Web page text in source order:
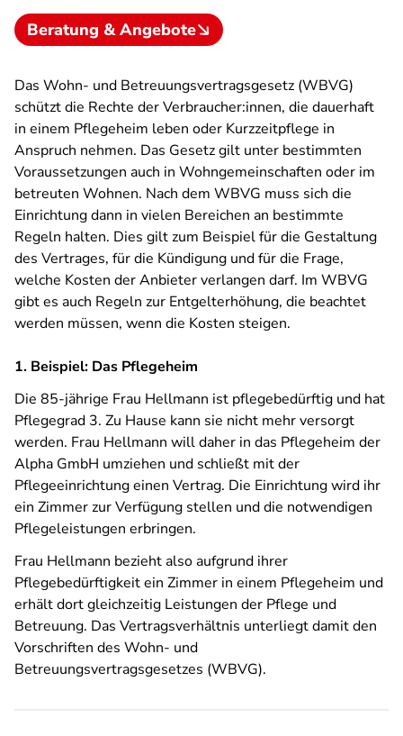
Beratung & Angebote
Das Wohn- und Betreuungsvertragsgesetz (WBVG)
schützt die Rechte der Verbraucher:innen, die dauerhaft
in einem Pflegeheim leben oder Kurzzeitpflege in
Anspruch nehmen. Das Gesetz gilt unter bestimmten
Voraussetzungen auch in Wohngemeinschaften oder im
betreuten Wohnen. Nach dem WBVG muss sich die
Einrichtung dann in vielen Bereichen an bestimmte
Regeln halten. Dies gilt zum Beispiel für die Gestaltung
des Vertrages, für die Kündigung und für die Frage,
welche Kosten der Anbieter verlangen darf. Im WBVG
gibt es auch Regeln zur Entgelterhöhung, die beachtet
werden müssen, wenn die Kosten steigen.
1. Beispiel: Das Pflegeheim
Die 85-jährige Frau Hellmann ist pflegebedürftig und hat
Pflegegrad 3. Zu Hause kann sie nicht mehr versorgt
werden. Frau Hellmann will daher in das Pflegeheim der
Alpha GmbH umziehen und schließt mit der
Pflegeeinrichtung einen Vertrag. Die Einrichtung wird ihr
ein Zimmer zur Verfügung stellen und die notwendigen
Pflegeleistungen erbringen.
Frau Hellmann bezieht also aufgrund ihrer
Pflegebedürftigkeit ein Zimmer in einem Pflegeheim und
erhält dort gleichzeitig Leistungen der Pflege und
Betreuung. Das Vertragsverhältnis unterliegt damit den
Vorschriften des Wohn- und
Betreuungsvertragsgesetzes (WBVG).